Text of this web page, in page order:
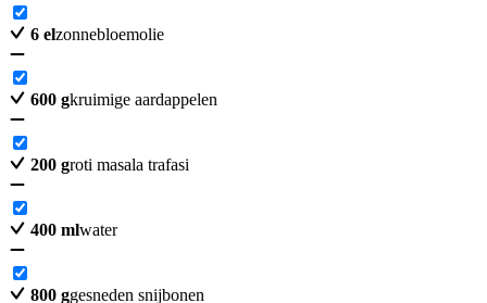
6 elzonnebloemolie
600 gkruimige aardappelen
200 groti masala trafasi
400 mlwater
800 ggesneden snijbonen